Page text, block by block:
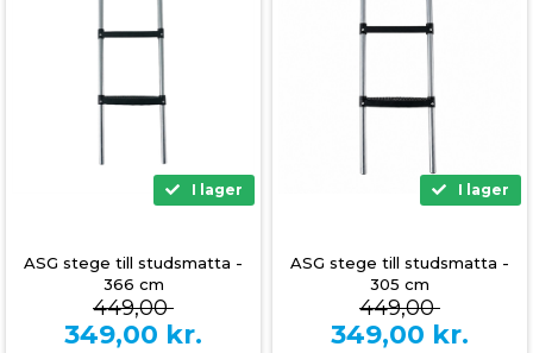
I lager
ASG stege till studsmatta -
366 cm
449,00
349,00 kr.
I lager
ASG stege till studsmatta -
305 cm
449,00
349,00 kr.